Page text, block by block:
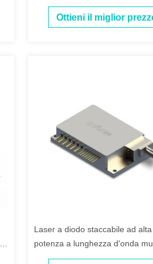
Ottieni il miglior
Laser a diodo staccabile ad alta
potenza a lunghezza d'onda